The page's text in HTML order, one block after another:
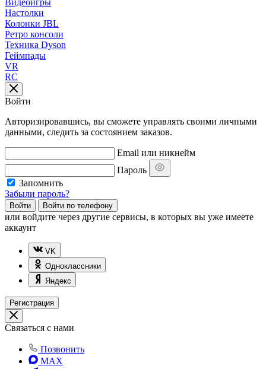
Видеоигры
Настолки
Колонки JBL
Ретро консоли
Техника Dyson
Геймпады
VR
RC
Войти
Авторизировавшись, вы сможете управлять своими личными
данными, следить за состоянием заказов.
Email или никнейм
Пароль
Запомнить
Забыли пароль?
Войти Войти по телефону
или войдите через другие сервисы, в которых вы уже имеете
аккаунт
VK
Одноклассники
Яндекс
Регистрация
Связаться с нами
Позвонить
MAX